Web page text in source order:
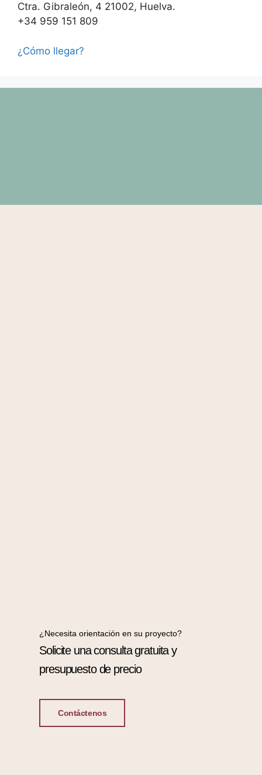
Ctra. Gibraleón, 4 21002, Huelva.
+34 959 151 809
¿Cómo llegar?
¿Necesita orientación en su proyecto?
Solicite una consulta gratuita y
presupuesto de precio
Contáctenos